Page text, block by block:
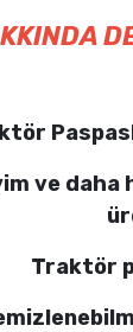
ve daha
Traktör